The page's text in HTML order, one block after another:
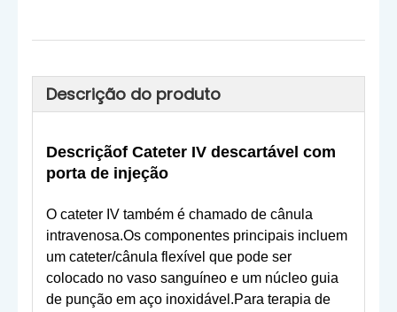
Descrição do produto
Descriçãof Cateter IV descartável com
porta de injeção
O cateter IV também é chamado de cânula
intravenosa.Os componentes principais incluem
um cateter/cânula flexível que pode ser
colocado no vaso sanguíneo e um núcleo guia
de punção em aço inoxidável.Para terapia de